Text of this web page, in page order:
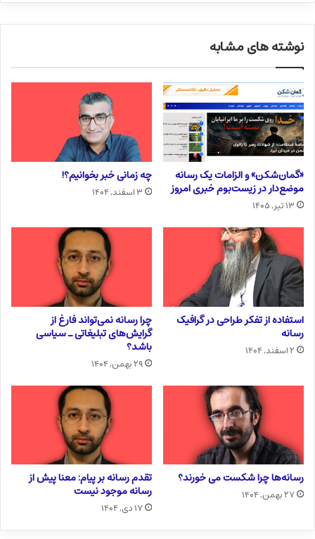
نوشته های مشابه
«گمان‌شکن» و الزامات یک رسانه
موضع‌دار در زیست‌بوم خبری امروز
۱۳ تیر, ۱۴۰۵
چه زمانی خبر بخوانیم؟!
۳ اسفند, ۱۴۰۴
استفاده از تفکر طراحی در گرافیک
رسانه
۲ اسفند, ۱۴۰۴
چرا رسانه نمی‌تواند فارغ از
گرایش‌های تبلیغاتی ـ سیاسی
باشد؟
۲۹ بهمن, ۱۴۰۴
رسانه‌ها چرا شکست می خورند؟
۲۷ بهمن, ۱۴۰۴
تقدم رسانه بر پیام: معنا پیش از
رسانه موجود نیست
۱۷ دی, ۱۴۰۴